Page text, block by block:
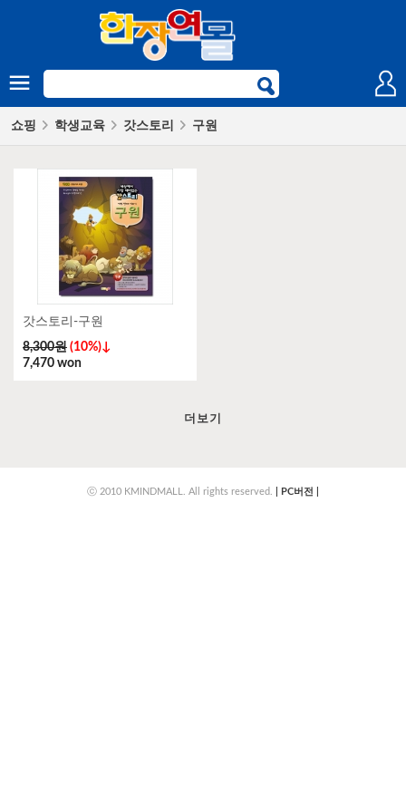
쇼핑 학생교육 갓스토리 구원
갓스토리-구원
8,300원 (10%)↓
7,470 won
더보기
ⓒ 2010 KMINDMALL. All rights reserved. PC버전